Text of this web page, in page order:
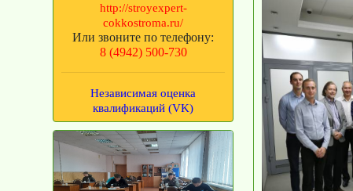
http://stroyexpert-
cokkostroma.ru/
Или звоните по телефону:
8 (4942) 500-730
Независимая оценка
квалификаций (VK)